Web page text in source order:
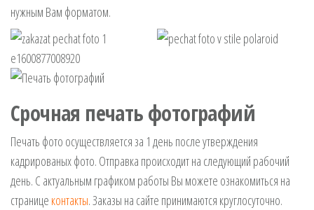
нужным Вам форматом.
Срочная печать фотографий
Печать фото осуществляется за 1 день после утверждения
кадрированых фото. Отправка происходит на следующий рабочий
день. С актуальным графиком работы Вы можете ознакомиться на
странице контакты. Заказы на сайте принимаются круглосуточно.